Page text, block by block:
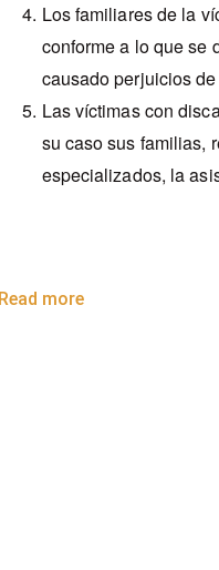
Los familiares de la
conforme a lo que se
causado perjuicios
Las víctimas con
su caso sus familias,
especializados, la
Read more